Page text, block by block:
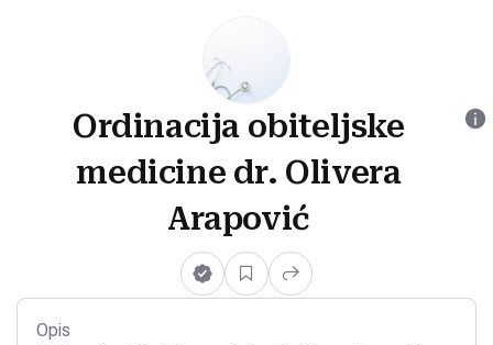
Ordinacija obiteljske
medicine dr. Olivera
Arapović
Opis